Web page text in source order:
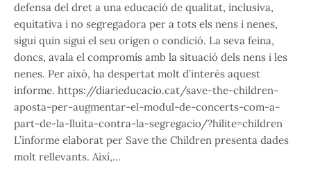
defensa del dret a una educació de qualitat, inclusiva,
equitativa i no segregadora per a tots els nens i nenes,
sigui quin sigui el seu origen o condició. La seva feina,
doncs, avala el compromís amb la situació dels nens i les
nenes. Per això, ha despertat molt d’interès aquest
informe. https://diarieducacio.cat/save-the-children-
aposta-per-augmentar-el-modul-de-concerts-com-a-
part-de-la-lluita-contra-la-segregacio/?hilite=children
L’informe elaborat per Save the Children presenta dades
molt rellevants. Així,…